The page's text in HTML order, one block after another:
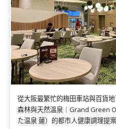
從大阪最繁忙的梅田車站與百貨
森林與天然溫泉｜Grand Green
た温泉 蓮）的都市人健康調理提案